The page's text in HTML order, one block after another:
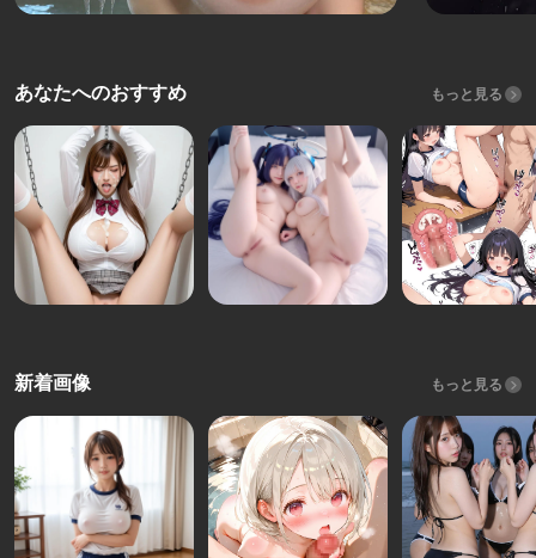
あなたへのおすすめ もっと見る
新着画像 もっと見る